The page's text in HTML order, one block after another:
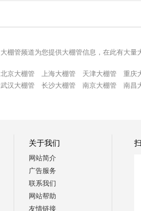
大棚管频道为您提供大棚管信息，在此有大量
北京大棚管 上海大棚管 天津大棚管 重庆
武汉大棚管
长沙大棚管 南京大棚管 南昌
关于我们
网站简介
广告服务
联系我们
网站帮助
友情链接